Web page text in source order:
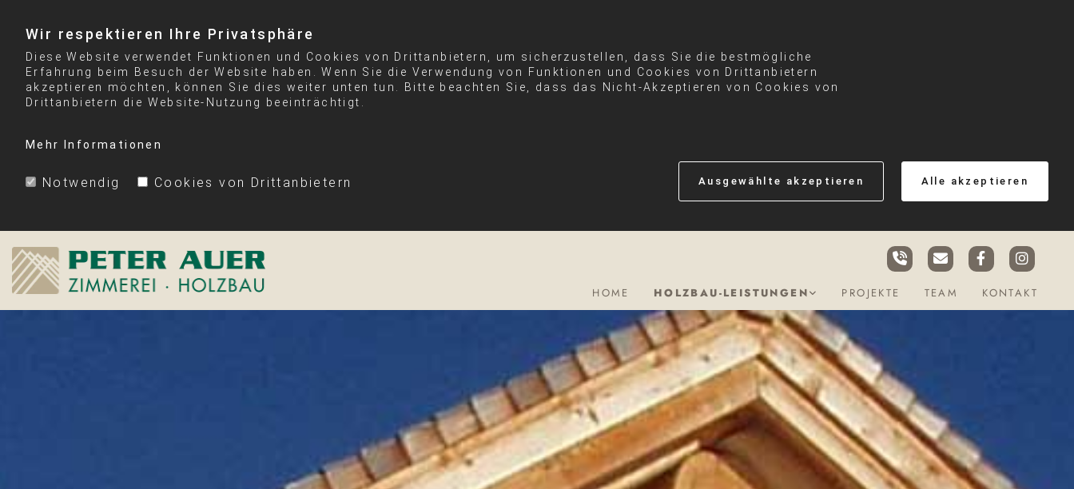
Wir respektieren Ihre Privatsphäre
Diese Website verwendet Funktionen und Cookies von Drittanbietern, um sicherzustellen, dass Sie die bestmögliche
Erfahrung beim Besuch der Website haben. Wenn Sie die Verwendung von Funktionen und Cookies von Drittanbietern
akzeptieren möchten, können Sie dies weiter unten tun. Bitte beachten Sie, dass das Nicht-Akzeptieren von Cookies von
Drittanbietern die Website-Nutzung beeinträchtigt.
Mehr Informationen
Notwendig Cookies von Drittanbietern Ausgewählte akzeptieren Alle akzeptieren
HOME HOLZBAU-LEISTUNGEN PROJEKTE TEAM KONTAKT